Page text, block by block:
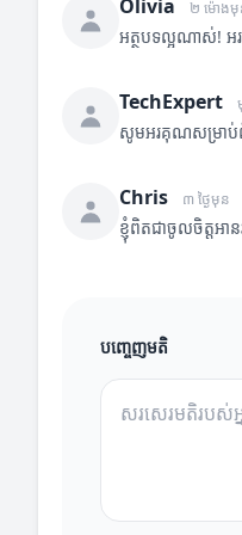
Olivia ២ ម៉ោង
អត្ថបទល្អណាស់! អ
TechExpert
សូមអរគុណសម្រាប់
Chris ៣ ថ្ងៃមុន
ខ្ញុំពិតជាចូលចិត្តអ
បញ្ចេញមតិ